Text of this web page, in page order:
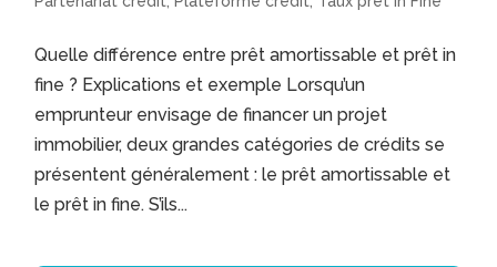
Quelle différence entre prêt amortissable et prêt in
fine ? Explications et exemple Lorsqu’un
emprunteur envisage de financer un projet
immobilier, deux grandes catégories de crédits se
présentent généralement : le prêt amortissable et
le prêt in fine. S’ils...